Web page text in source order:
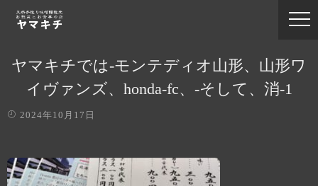
ヤマキチでは-モンテディオ山形、山形ワ
イヴァンズ、honda-fc、-そして、消-1
2024年10月17日